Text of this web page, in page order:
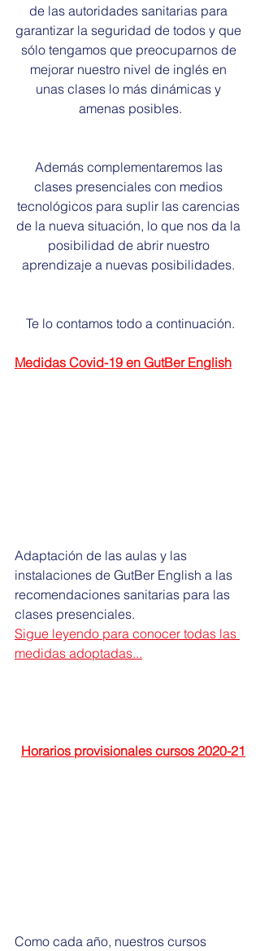
de las autoridades sanitarias para
garantizar la seguridad de todos y que
sólo tengamos que preocuparnos de
mejorar nuestro nivel de inglés en
unas clases lo más dinámicas y
amenas posibles.
Además complementaremos las
clases presenciales con medios
tecnológicos para suplir las carencias
de la nueva situación, lo que nos da la
posibilidad de abrir nuestro
aprendizaje a nuevas posibilidades.
Te lo contamos todo a continuación.
Medidas Covid-19 en GutBer English
Adaptación de las aulas y las
instalaciones de GutBer English a las
recomendaciones sanitarias para las
clases presenciales.
Sigue leyendo para conocer todas las
medidas adoptadas...
Horarios provisionales cursos 2020-21
Como cada año, nuestros cursos